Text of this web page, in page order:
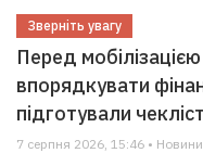
Зверніть увагу
Перед
впорядкувати
підготували чекліст
7 серпня 2026, 15:46 • Новини